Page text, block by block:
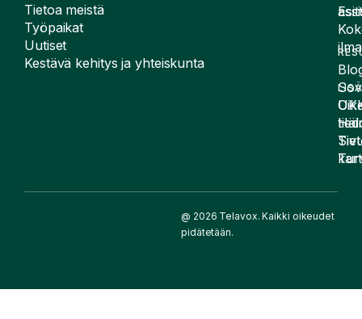
Tietoa meistä
Työpaikat
Uutiset
Kestävä kehitys ja yhteiskunta
@ 2026 Telavox. Kaikki oikeudet
pidätetään.